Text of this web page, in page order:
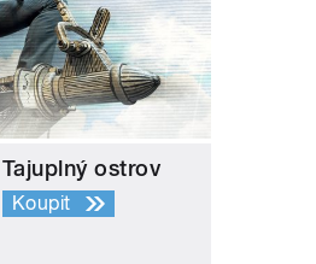
Tajuplný ostrov
Koupit